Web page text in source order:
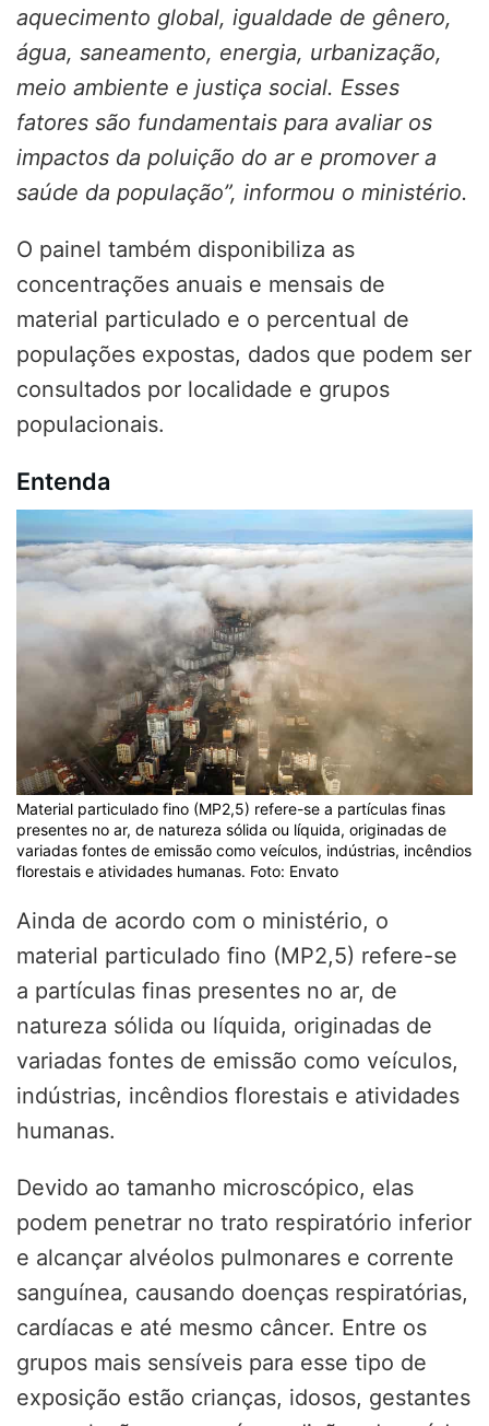
aquecimento global, igualdade de gênero,
água, saneamento, energia, urbanização,
meio ambiente e justiça social. Esses
fatores são fundamentais para avaliar os
impactos da poluição do ar e promover a
saúde da população”, informou o ministério.
O painel também disponibiliza as
concentrações anuais e mensais de
material particulado e o percentual de
populações expostas, dados que podem ser
consultados por localidade e grupos
populacionais.
Entenda
Material particulado fino (MP2,5) refere-se a partículas finas
presentes no ar, de natureza sólida ou líquida, originadas de
variadas fontes de emissão como veículos, indústrias, incêndios
florestais e atividades humanas. Foto: Envato
Ainda de acordo com o ministério, o
material particulado fino (MP2,5) refere-se
a partículas finas presentes no ar, de
natureza sólida ou líquida, originadas de
variadas fontes de emissão como veículos,
indústrias, incêndios florestais e atividades
humanas.
Devido ao tamanho microscópico, elas
podem penetrar no trato respiratório inferior
e alcançar alvéolos pulmonares e corrente
sanguínea, causando doenças respiratórias,
cardíacas e até mesmo câncer. Entre os
grupos mais sensíveis para esse tipo de
exposição estão crianças, idosos, gestantes